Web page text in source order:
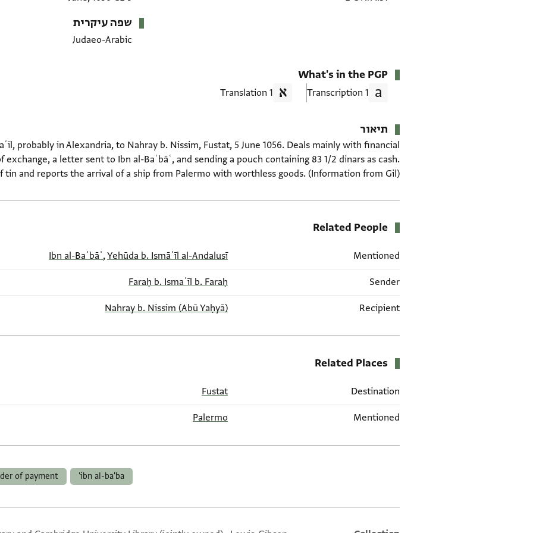
שפה עיקרית
Judaeo-Arabic
What's in the PGP
1 Transcription
1 Translation
תיאור
probably in Alexandria, to Nahray b. Nissim, Fustat, 5 June 1056. Deals mainly with financial
a letter sent to Ibn al-Baʿbāʿ, and sending a pouch containing 83 1/2 dinars as cash.
tin and reports the arrival of a ship from Palermo with worthless goods. (Information from Gil)
Related People
Mentioned
Ibn al-Baʿbāʿ,Yehūda b. Ismāʿīl al-Andalusī
Sender
Faraḥ b. Ismaʿīl b. Faraḥ
Recipient
(Abū Yaḥyā) Nahray b. Nissim
Related Places
Destination
Fustat
Mentioned
Palermo
ibn al-ba'ba'
of payment